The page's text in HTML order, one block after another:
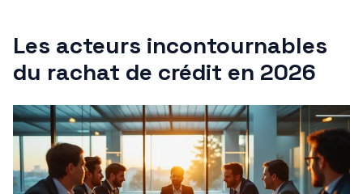
Les acteurs incontournables
du rachat de crédit en 2026